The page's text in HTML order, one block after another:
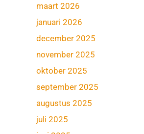
maart 2026
januari 2026
december 2025
november 2025
oktober 2025
september 2025
augustus 2025
juli 2025